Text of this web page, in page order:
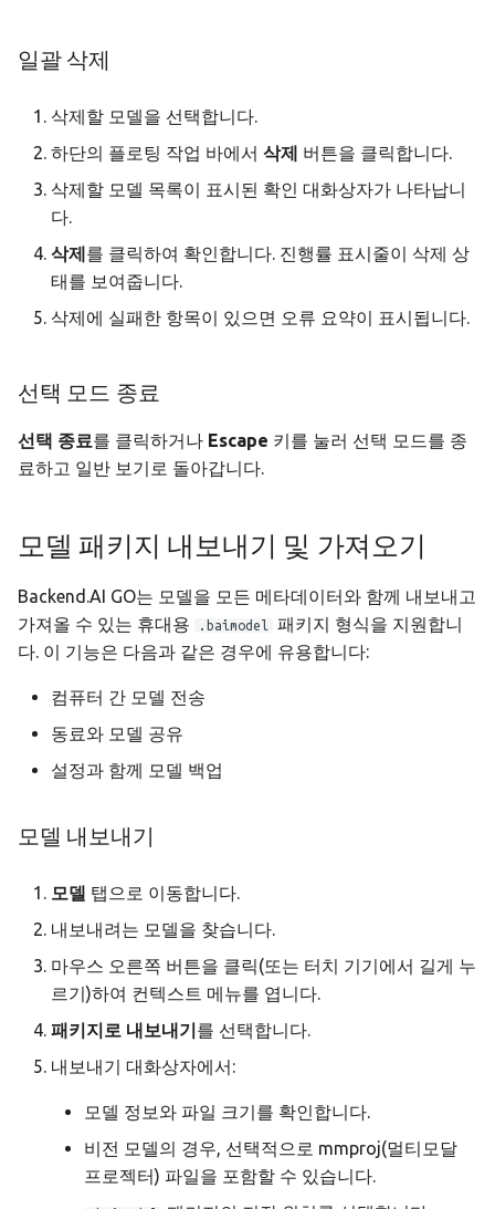
일괄 삭제
삭제할 모델을 선택합니다.
하단의 플로팅 작업 바에서 삭제
버튼을 클릭합니다.
삭제할 모델 목록이 표시된 확인 대화상자가 나타납니
다.
삭제 를 클릭하여 확인합니다. 진행률 표시줄이 삭제 상
태를 보여줍니다.
삭제에 실패한 항목이 있으면 오류 요약이 표시됩니다.
선택 모드 종료
선택 종료를 클릭하거나 Escape 키를 눌러 선택 모드를 종
료하고 일반 보기로 돌아갑니다.
모델 패키지 내보내기 및 가져오기
Backend.AI GO는 모델을 모든 메타데이터와 함께 내보내고
가져올 수 있는 휴대용
.baimodel
패키지 형식을 지원합니
다. 이 기능은 다음과 같은 경우에 유용합니다:
컴퓨터 간 모델 전송
동료와 모델 공유
설정과 함께 모델 백업
모델 내보내기
모델 탭으로 이동합니다.
내보내려는 모델을 찾습니다.
마우스 오른쪽 버튼을 클릭(또는 터치 기기에서 길게 누
르기)하여 컨텍스트 메뉴를 엽니다.
패키지로 내보내기 를 선택합니다.
내보내기 대화상자에서:
모델 정보와 파일 크기를 확인합니다.
비전 모델의 경우, 선택적으로 mmproj(멀티모달
프로젝터) 파일을 포함할 수 있습니다.